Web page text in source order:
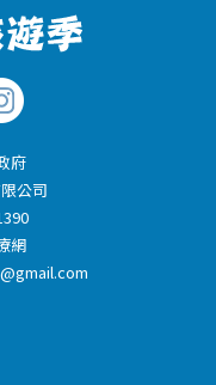
府
公司
網